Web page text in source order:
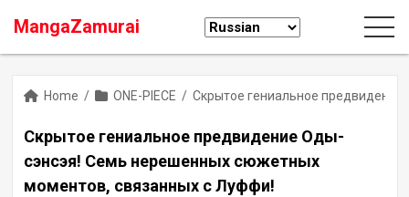
MangaZamurai
Home / ONE-PIECE / Скрытое гениальное
Скрытое гениальное предвидение Оды-
сэнсэя! Семь нерешенных сюжетных
моментов, связанных с Луффи!